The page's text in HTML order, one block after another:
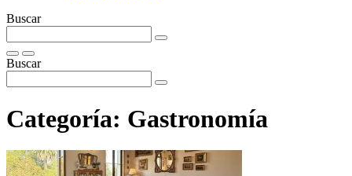
Buscar
Buscar
Categoría: Gastronomía